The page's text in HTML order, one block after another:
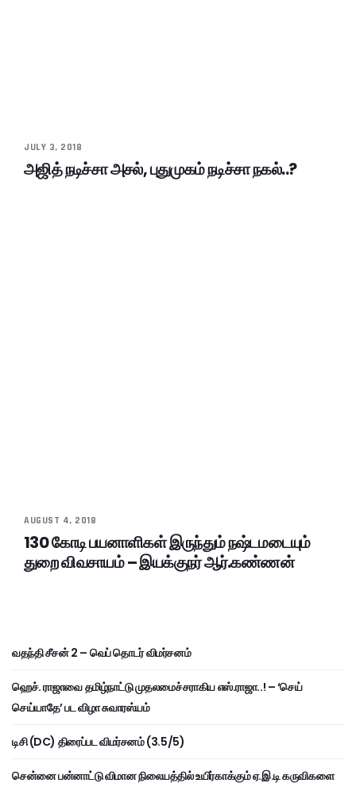
JULY 3, 2018
அஜித் நடிச்சா அசல், புதுமுகம் நடிச்சா நகல்..?
AUGUST 4, 2018
130 கோடி பயனாளிகள் இருந்தும் நஷ்டமடையும்
துறை விவசாயம் – இயக்குநர் ஆர்.கண்ணன்
வதந்தி சீசன் 2 – வெப் தொடர் விமர்சனம்
ஹெச். ராஜாவை தமிழ்நாட்டு முதலமைச்சராகிய எஸ்.ராஜா..! – ‘செய்
செய்யாதே’ பட விழா சுவாரஸ்யம்
டிசி (DC) திரைப்பட விமர்சனம் (3.5/5)
சென்னை பன்னாட்டு விமான நிலையத்தில் உயிர்காக்கும் ஏ.இ.டி கருவிகளை